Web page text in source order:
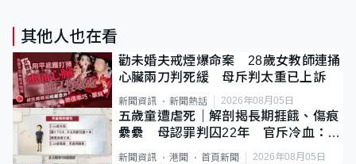
其他人也在看
勸未婚夫戒煙爆命案 28歲女教師連捅
心臟兩刀判死緩 母斥判太重已上訴
新聞資訊 新聞熱話 2026年08月05日
五歲童遭虐死｜解剖揭長期捱餓、傷痕
纍纍 母認罪判囚22年 官斥冷血：同
類案最惡劣
新聞資訊 港聞 首頁新聞 2026年08月05日